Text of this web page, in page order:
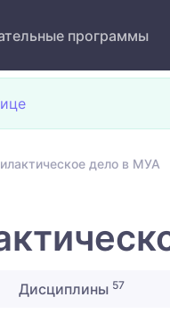
программы
дело в МУА
Дисциплины 57